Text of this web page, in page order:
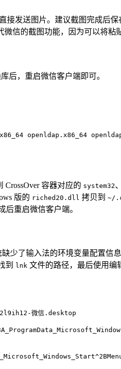
发送图片。建议截图完成后
信的截图功能，因为可以将粘
后，重启微信客户端即可。
openldap.x86_64
CrossOver 容器对应的 system32、
版的 riched20.dll 拷贝到 ~/
后重启微信客户端。
了输入法的环境变量配置信
到 lnk 文件的路径，最后使用编
微信.desktop